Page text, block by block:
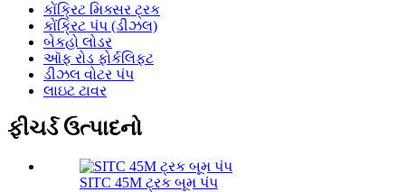
કોંક્રિટ મિક્સર ટ્રક
કોંક્રિટ પંપ (ડીઝલ)
બેકહો લોડર
ઑફ રોડ ફોર્કલિફ્ટ
ડીઝલ વોટર પંપ
લાઇટ ટાવર
ફીચર્ડ ઉત્પાદનો
SITC 45M ટ્રક બૂમ પંપ